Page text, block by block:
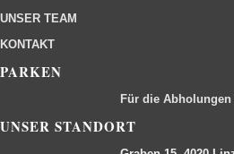
UNSER TEAM
KONTAKT
PARKEN
Für die
UNSER STANDORT